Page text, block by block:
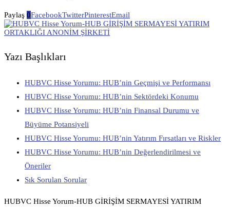
Paylaş 0FacebookTwitterPinterestEmail
Yazı Başlıkları
HUBVC Hisse Yorumu: HUB’nin Geçmişi ve Performansı
HUBVC Hisse Yorumu: HUB’nin Sektördeki Konumu
HUBVC Hisse Yorumu: HUB’nin Finansal Durumu ve
Büyüme Potansiyeli
HUBVC Hisse Yorumu: HUB’nin Yatırım Fırsatları ve Riskler
HUBVC Hisse Yorumu: HUB’nin Değerlendirilmesi ve
Öneriler
Sık Sorulan Sorular
HUBVC Hisse Yorum-HUB GİRİŞİM SERMAYESİ YATIRIM